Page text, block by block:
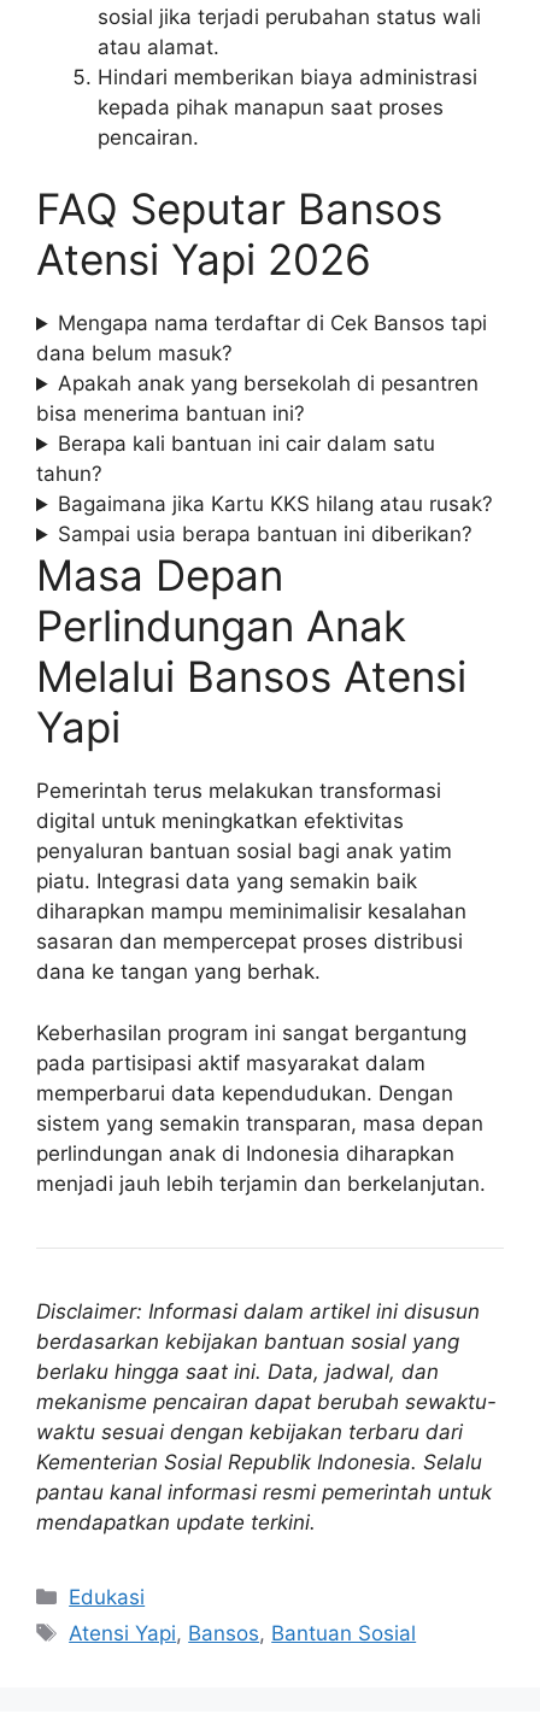
sosial jika terjadi perubahan status wali
atau alamat.
Hindari memberikan biaya administrasi
kepada pihak manapun saat proses
pencairan.
FAQ Seputar Bansos
Atensi Yapi 2026
Mengapa nama terdaftar di Cek Bansos tapi
dana belum masuk?
Apakah anak yang bersekolah di pesantren
bisa menerima bantuan ini?
Berapa kali bantuan ini cair dalam satu
tahun?
Bagaimana jika Kartu KKS hilang atau rusak?
Sampai usia berapa bantuan ini diberikan?
Masa Depan
Perlindungan Anak
Melalui Bansos Atensi
Yapi
Pemerintah terus melakukan transformasi
digital untuk meningkatkan efektivitas
penyaluran bantuan sosial bagi anak yatim
piatu. Integrasi data yang semakin baik
diharapkan mampu meminimalisir kesalahan
sasaran dan mempercepat proses distribusi
dana ke tangan yang berhak.
Keberhasilan program ini sangat bergantung
pada partisipasi aktif masyarakat dalam
memperbarui data kependudukan. Dengan
sistem yang semakin transparan, masa depan
perlindungan anak di Indonesia diharapkan
menjadi jauh lebih terjamin dan berkelanjutan.
Disclaimer: Informasi dalam artikel ini disusun
berdasarkan kebijakan bantuan sosial yang
berlaku hingga saat ini. Data, jadwal, dan
mekanisme pencairan dapat berubah sewaktu-
waktu sesuai dengan kebijakan terbaru dari
Kementerian Sosial Republik Indonesia. Selalu
pantau kanal informasi resmi pemerintah untuk
mendapatkan update terkini.
Kategori
Edukasi
Tag
Atensi Yapi, Bansos, Bantuan Sosial